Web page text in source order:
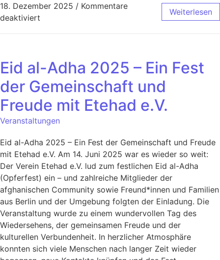
18. Dezember 2025 / Kommentare
deaktiviert
Weiterlesen
Eid al-Adha 2025 – Ein Fest
der Gemeinschaft und
Freude mit Etehad e.V.
Veranstaltungen
Eid al-Adha 2025 – Ein Fest der Gemeinschaft und Freude
mit Etehad e.V. Am 14. Juni 2025 war es wieder so weit:
Der Verein Etehad e.V. lud zum festlichen Eid al-Adha
(Opferfest) ein – und zahlreiche Mitglieder der
afghanischen Community sowie Freund*innen und Familien
aus Berlin und der Umgebung folgten der Einladung. Die
Veranstaltung wurde zu einem wundervollen Tag des
Wiedersehens, der gemeinsamen Freude und der
kulturellen Verbundenheit. In herzlicher Atmosphäre
konnten sich viele Menschen nach langer Zeit wieder